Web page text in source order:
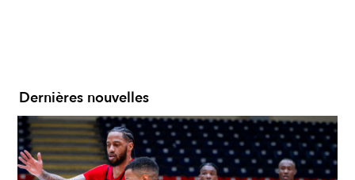
Dernières nouvelles